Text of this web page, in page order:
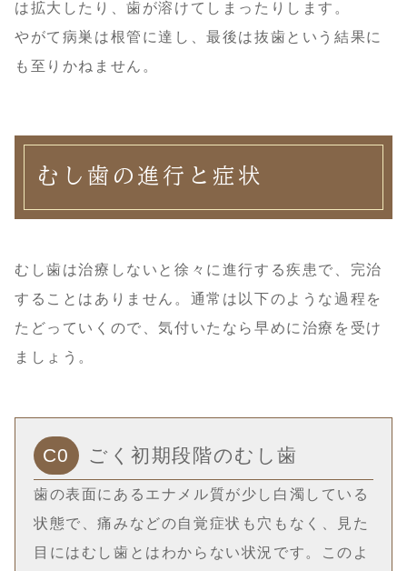
は拡大したり、歯が溶けてしまったりします。
やがて病巣は根管に達し、最後は抜歯という結果に
も至りかねません。
むし歯の進行と症状
むし歯は治療しないと徐々に進行する疾患で、完治
することはありません。通常は以下のような過程を
たどっていくので、気付いたなら早めに治療を受け
ましょう。
C0 ごく初期段階のむし歯
歯の表面にあるエナメル質が少し白濁している
状態で、痛みなどの自覚症状も穴もなく、見た
目にはむし歯とはわからない状況です。このよ